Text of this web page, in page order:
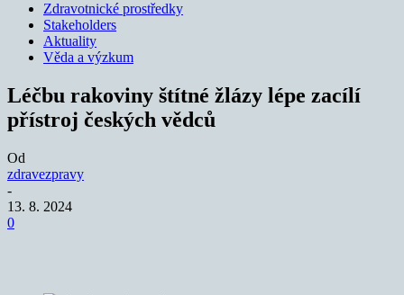
Zdravotnické prostředky
Stakeholders
Aktuality
Věda a výzkum
Léčbu rakoviny štítné žlázy lépe zacílí
přístroj českých vědců
Od
zdravezpravy
-
13. 8. 2024
0